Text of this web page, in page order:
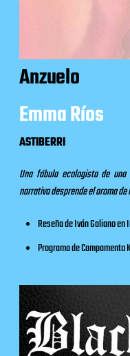
Anzuelo
Emma Ríos
ASTIBERRI
Una fábula ecologista de
narrativa desprende el aroma de
Reseña de Iván Galiano en
Programa deCampamento